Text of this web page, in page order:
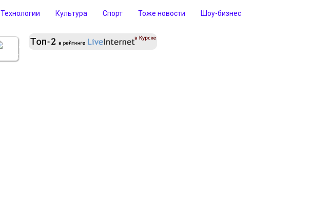
Технологии Культура Спорт Тоже новости Шоу-бизнес